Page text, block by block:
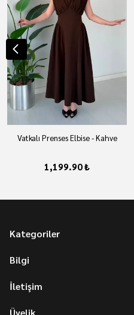
Vatkalı Prenses Elbise - Kahve
1,199.90 ₺
Kategoriler
Bilgi
İletişim
Üyelik